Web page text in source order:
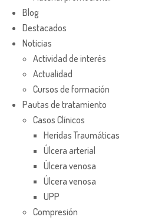
Blog
Destacados
Noticias
Actividad de interés
Actualidad
Cursos de formación
Pautas de tratamiento
Casos Clínicos
Heridas Traumáticas
Úlcera arterial
Úlcera venosa
Úlcera venosa
UPP
Compresión